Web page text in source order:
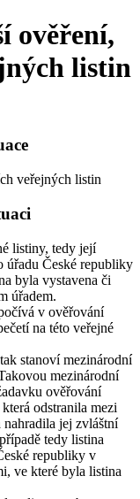
ověření,
listin
veřejných listin
listiny, tedy její
úřadu České republiky
byla vystavena či
úřadem.
v ověřování
na této veřejné
stanoví mezinárodní
mezinárodní
ověřování
odstranila mezi
nahradila jej zvláštní
tedy listina
republiky v
ve které byla listina